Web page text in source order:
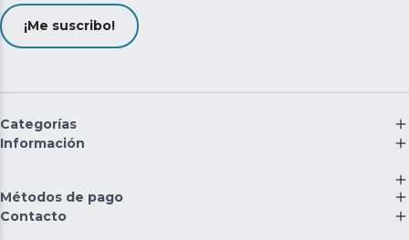
¡Me suscribo!
Categorías
Información
Métodos de pago
Contacto